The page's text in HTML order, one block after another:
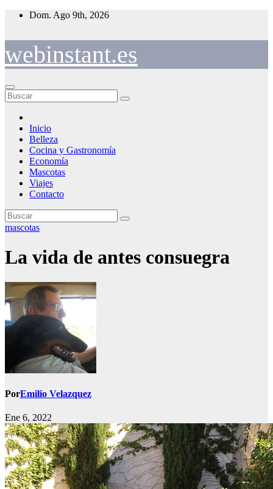
Saltar
Dom. Ago 9th, 2026
webinstant.es
Inicio
Belleza
Cocina y Gastronomía
Economía
Mascotas
Viajes
Contacto
mascotas
La vida de antes consuegra
PorEmilio Velazquez
Ene 6, 2022